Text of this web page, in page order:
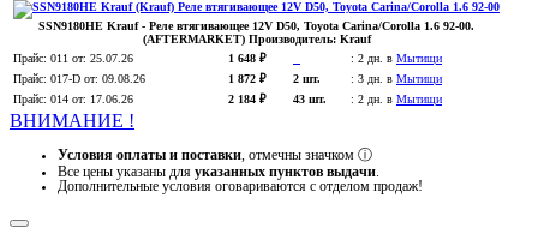
SSN9180HE Krauf- Реле втягивающее 12V D50, Toyota Carina/Corolla 1.6 92-00.
(AFTERMARKET)Производитель: Krauf
Прайс: 011 от: 25.07.26 1 648 ₽ : 2 дн. в Мытищи
Прайс: 017-D от: 09.08.26 1 872 ₽ 2 шт. : 3 дн. в Мытищи
Прайс: 014 от: 17.06.26 2 184 ₽ 43 шт. : 2 дн. в Мытищи
ВНИМАНИЕ !
Условия оплаты и поставки , отмечны значком ⓘ
Все цены указаны для указанных пунктов выдачи
Дополнительные условия оговариваются с отделом продаж!